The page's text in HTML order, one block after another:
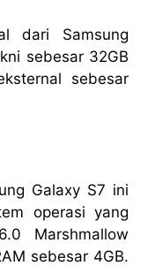
dari Samsung
sebesar 32GB
sebesar
Galaxy S7 ini
operasi yang
Marshmallow
sebesar 4GB.